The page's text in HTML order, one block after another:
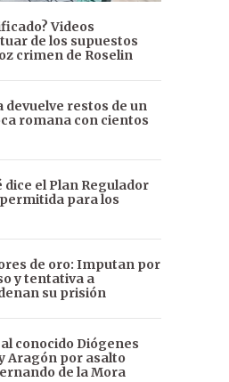
Videos
de los supuestos
crimen de Roselin
devuelve restos de un
romana con cientos
dice el Plan Regulador
para los
de oro: Imputan por
y tentativa a
su prisión
conocido Diógenes
Aragón por asalto
de la Mora